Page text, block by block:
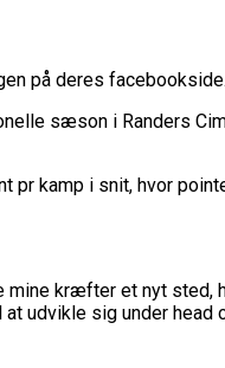
Cup
på deres facebookside.
sæson i Randers
kamp i snit, hvor
kræfter et nyt sted,
udvikle sig under head